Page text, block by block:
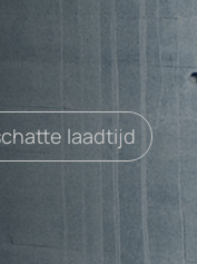
laadtijd